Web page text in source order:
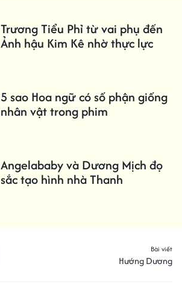
Trương Tiểu Phỉ từ vai phụ đến
Ảnh hậu Kim Kê nhờ thực lực
5 sao Hoa ngữ có số phận giống
nhân vật trong phim
Angelababy và Dương Mịch đọ
sắc tạo hình nhà Thanh
Bài viết
Hướng Dương